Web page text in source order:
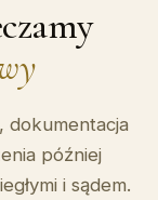
dokumentacja
później
i sądem.